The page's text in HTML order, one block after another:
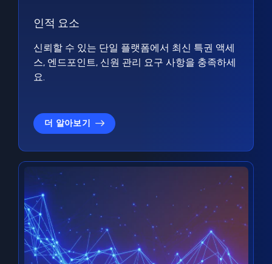
인적 요소
신뢰할 수 있는 단일 플랫폼에서 최신 특권 액세
스, 엔드포인트, 신원 관리 요구 사항을 충족하세
요.
더 알아보기